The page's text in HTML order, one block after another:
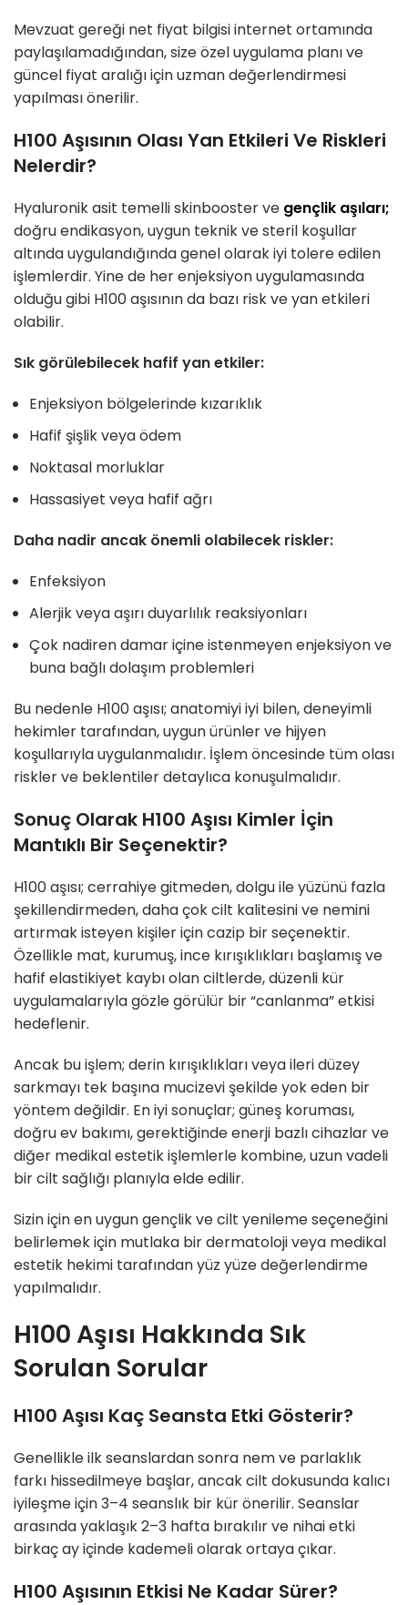
Mevzuat gereği net fiyat bilgisi internet ortamında
paylaşılamadığından, size özel uygulama planı ve
güncel fiyat aralığı için uzman değerlendirmesi
yapılması önerilir.
H100 Aşısının Olası Yan Etkileri Ve Riskleri
Nelerdir?
Hyaluronik asit temelli skinbooster ve gençlik aşıları;
doğru endikasyon, uygun teknik ve steril koşullar
altında uygulandığında genel olarak iyi tolere edilen
işlemlerdir. Yine de her enjeksiyon uygulamasında
olduğu gibi H100 aşısının da bazı risk ve yan etkileri
olabilir.
Sık görülebilecek hafif yan etkiler:
Enjeksiyon bölgelerinde kızarıklık
Hafif şişlik veya ödem
Noktasal morluklar
Hassasiyet veya hafif ağrı
Daha nadir ancak önemli olabilecek riskler:
Enfeksiyon
Alerjik veya aşırı duyarlılık reaksiyonları
Çok nadiren damar içine istenmeyen enjeksiyon ve
buna bağlı dolaşım problemleri
Bu nedenle H100 aşısı; anatomiyi iyi bilen, deneyimli
hekimler tarafından, uygun ürünler ve hijyen
koşullarıyla uygulanmalıdır. İşlem öncesinde tüm olası
riskler ve beklentiler detaylıca konuşulmalıdır.
Sonuç Olarak H100 Aşısı Kimler İçin
Mantıklı Bir Seçenektir?
H100 aşısı; cerrahiye gitmeden, dolgu ile yüzünü fazla
şekillendirmeden, daha çok cilt kalitesini ve nemini
artırmak isteyen kişiler için cazip bir seçenektir.
Özellikle mat, kurumuş, ince kırışıklıkları başlamış ve
hafif elastikiyet kaybı olan ciltlerde, düzenli kür
uygulamalarıyla gözle görülür bir “canlanma” etkisi
hedeflenir.
Ancak bu işlem; derin kırışıklıkları veya ileri düzey
sarkmayı tek başına mucizevi şekilde yok eden bir
yöntem değildir. En iyi sonuçlar; güneş koruması,
doğru ev bakımı, gerektiğinde enerji bazlı cihazlar ve
diğer medikal estetik işlemlerle kombine, uzun vadeli
bir cilt sağlığı planıyla elde edilir.
Sizin için en uygun gençlik ve cilt yenileme seçeneğini
belirlemek için mutlaka bir dermatoloji veya medikal
estetik hekimi tarafından yüz yüze değerlendirme
yapılmalıdır.
H100 Aşısı Hakkında Sık
Sorulan Sorular
H100 Aşısı Kaç Seansta Etki Gösterir?
Genellikle ilk seanslardan sonra nem ve parlaklık
farkı hissedilmeye başlar, ancak cilt dokusunda kalıcı
iyileşme için 3–4 seanslık bir kür önerilir. Seanslar
arasında yaklaşık 2–3 hafta bırakılır ve nihai etki
birkaç ay içinde kademeli olarak ortaya çıkar.
H100 Aşısının Etkisi Ne Kadar Sürer?